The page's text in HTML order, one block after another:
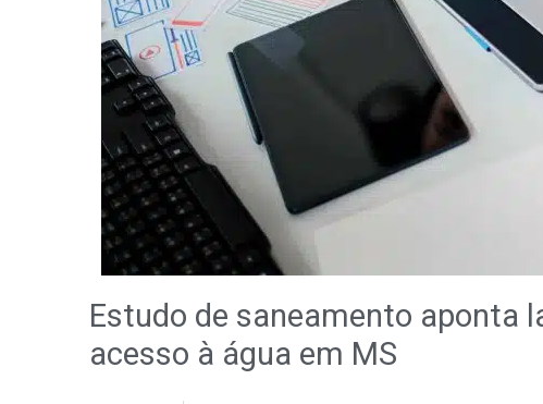
Estudo de saneamento aponta
acesso à água em MS